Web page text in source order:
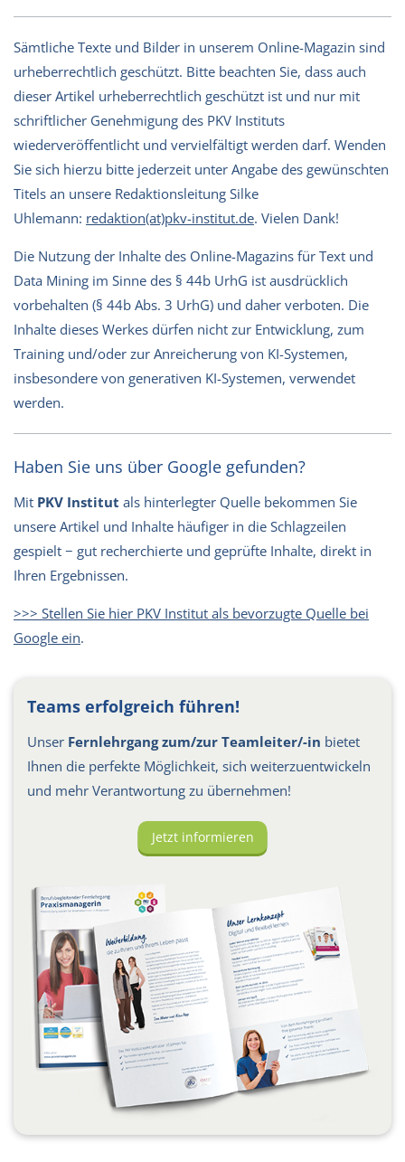
Sämtliche Texte und Bilder in unserem Online-Magazin sind
urheberrechtlich geschützt. Bitte beachten Sie, dass auch
dieser Artikel urheberrechtlich geschützt ist und nur mit
schriftlicher Genehmigung des PKV Instituts
wiederveröffentlicht und vervielfältigt werden darf. Wenden
Sie sich hierzu bitte jederzeit unter Angabe des gewünschten
Titels an unsere Redaktionsleitung Silke
Uhlemann: redaktion(at)pkv-institut.de. Vielen Dank!
Die Nutzung der Inhalte des Online-Magazins für Text und
Data Mining im Sinne des § 44b UrhG ist ausdrücklich
vorbehalten (§ 44b Abs. 3 UrhG) und daher verboten. Die
Inhalte dieses Werkes dürfen nicht zur Entwicklung, zum
Training und/oder zur Anreicherung von KI-Systemen,
insbesondere von generativen KI-Systemen, verwendet
werden.
Haben Sie uns über Google gefunden?
Mit PKV Institut als hinterlegter Quelle bekommen Sie
unsere Artikel und Inhalte häufiger in die Schlagzeilen
gespielt − gut recherchierte und geprüfte Inhalte, direkt in
Ihren Ergebnissen.
>>> Stellen Sie hier PKV Institut als bevorzugte Quelle bei
Google ein.
Teams erfolgreich führen!
Unser Fernlehrgang zum/zur Teamleiter/-in bietet
Ihnen die perfekte Möglichkeit, sich weiterzuentwickeln
und mehr Verantwortung zu übernehmen!
Jetzt informieren